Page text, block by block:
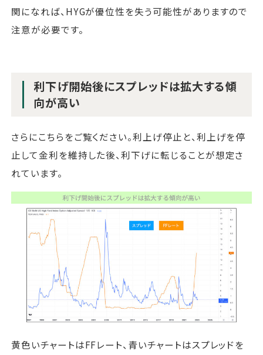
関になれば、HYGが優位性を失う可能性がありますので
注意が必要です。
利下げ開始後にスプレッドは拡大する傾
向が高い
さらにこちらをご覧ください。利上げ停止と、利上げを停
止して金利を維持した後、利下げに転じることが想定さ
れています。
黄色いチャートはFFレート、青いチャートはスプレッドを